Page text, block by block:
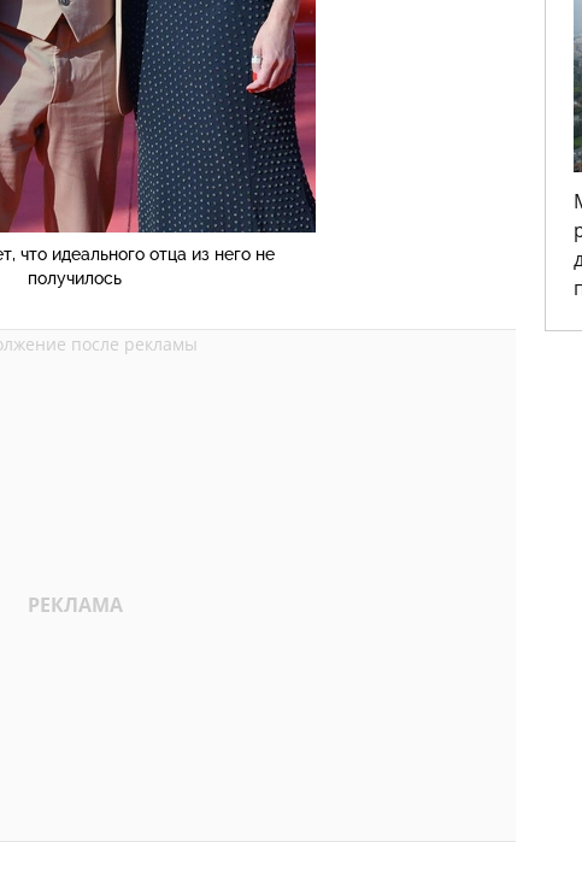
что идеального отца из него не
получилось